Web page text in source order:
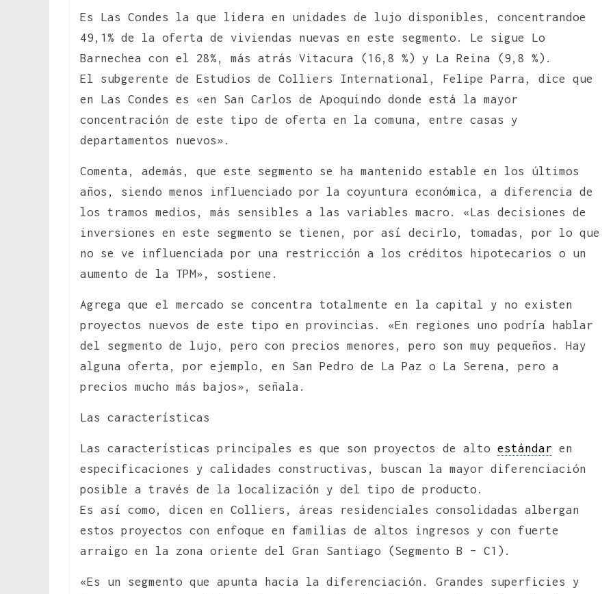
Es Las Condes la que lidera en unidades de lujo disponibles, concentrandoe
49,1% de la oferta de viviendas nuevas en este segmento. Le sigue Lo
Barnechea con el 28%, más atrás Vitacura (16,8 %) y La Reina (9,8 %).
El subgerente de Estudios de Colliers International, Felipe Parra, dice que
en Las Condes es «en San Carlos de Apoquindo donde está la mayor
concentración de este tipo de oferta en la comuna, entre casas y
departamentos nuevos».
Comenta, además, que este segmento se ha mantenido estable en los últimos
años, siendo menos influenciado por la coyuntura económica, a diferencia de
los tramos medios, más sensibles a las variables macro. «Las decisiones de
inversiones en este segmento se tienen, por así decirlo, tomadas, por lo que
no se ve influenciada por una restricción a los créditos hipotecarios o un
aumento de la TPM», sostiene.
Agrega que el mercado se concentra totalmente en la capital y no existen
proyectos nuevos de este tipo en provincias. «En regiones uno podría hablar
del segmento de lujo, pero con precios menores, pero son muy pequeños. Hay
alguna oferta, por ejemplo, en San Pedro de La Paz o La Serena, pero a
precios mucho más bajos», señala.
Las características
Las características principales es que son proyectos de alto estándar en
especificaciones y calidades constructivas, buscan la mayor diferenciación
posible a través de la localización y del tipo de producto.
Es así como, dicen en Colliers, áreas residenciales consolidadas albergan
estos proyectos con enfoque en familias de altos ingresos y con fuerte
arraigo en la zona oriente del Gran Santiago (Segmento B – C1).
«Es un segmento que apunta hacia la diferenciación. Grandes superficies y